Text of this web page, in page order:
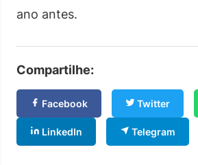
ano antes.
Compartilhe:
Facebook Twitter
LinkedIn Telegram